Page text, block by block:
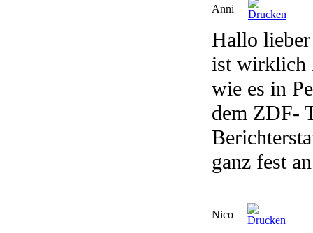
Anni
Hallo
ist wirklich
wie es in
dem ZDF-
ganz fest
Nico